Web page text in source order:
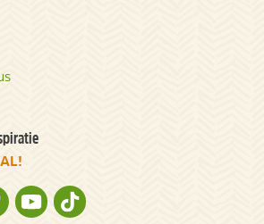
OP FACEBOOKOP INSTAGRAM
OP PINTEREST
NATURESCANNER OP YOUTUBE
NATURESCANNER OP TIKTOK